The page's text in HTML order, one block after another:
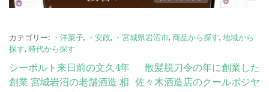
カテゴリー: ・洋菓子, ・安政, ・宮城県岩沼市, 商品から探す, 地域から
探す, 時代から探す
投
シーボルト来日前の文久4年
創業 宮城岩沼の老舗酒造 相
散髪脱刀令の年に創業した
佐々木酒造店のクールボジヤ